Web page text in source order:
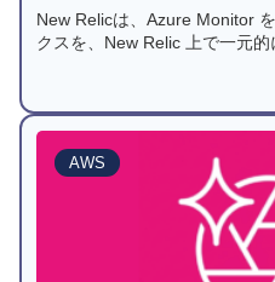
New Relicは、Azure Monitor
クスを、New Relic 上で一元
ではAzureインテグレーショ
AWS